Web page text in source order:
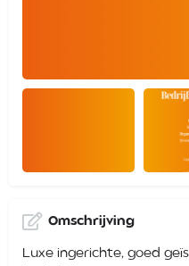
Omschrijving
Luxe ingerichte, goed